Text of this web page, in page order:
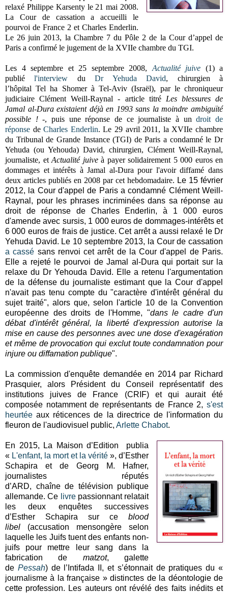
relaxé Philippe Karsenty le 21 mai 2008.
La Cour de cassation a accueilli le
pourvoi de France 2 et Charles Enderlin.
Le 26 juin 2013, la Chambre 7 du Pôle 2 de la Cour d’appel de
Paris a confirmé le jugement de la XVIIe chambre du TGI.
Les 4 septembre et 25 septembre 2008, Actualité juive (1) a
publiél'interview duDr Yehuda David, chirurgien à
l’hôpital Tel ha Shomer à Tel-Aviv (Israël), par le chroniqueur
judiciaire Clément Weill-Raynal - article titré Les blessures de
Jamal al-Dura existaient déjà en 1993 sans la moindre ambiguïté
possible !-, puis une réponse de ce journaliste à undroit de
réponse deCharles Enderlin.Le 29 avril 2011, la XVIIe chambre
du Tribunal de Grande Instance (TGI) de Paris a condamné le Dr
Yehuda (ou Yehouda) David, chirurgien, Clément Weill-Raynal,
journaliste, et Actualité juiveà payer solidairement 5 000 euros en
dommages et intérêts à Jamal al-Dura pour l'avoir diffamé dans
deux articles publiés en 2008 par cet hebdomadaire. Le 15 février
2012, la Cour d'appel de Paris a condamné Clément Weill-
Raynal, pour les phrases incriminées dans sa réponse au
droit de réponse de Charles Enderlin, à 1 000 euros
d'amende avec sursis, 1 000 euros de dommages-intérêts et
6 000 euros de frais de justice. Cet arrêt a aussi relaxé le Dr
Yehuda David. Le 10 septembre 2013, la Cour de cassation
a cassé sans renvoi cet arrêt de la Cour d'appel de Paris.
Elle a rejeté le pourvoi de Jamal al-Dura qui portait sur la
relaxe du Dr Yehouda David. Elle a retenu l'argumentation
de la défense du journaliste estimant que la Cour d'appel
n'avait pas tenu compte du "caractère d'intérêt général du
sujet traité", alors que, selon l'article 10 de la Convention
européenne des droits de l'Homme, "dans le cadre d'un
débat d'intérêt général, la liberté d'expression autorise la
mise en cause des personnes avec une dose d'exagération
et même de provocation qui exclut toute condamnation pour
injure ou diffamation publique".
La commission d'enquête demandée en 2014 par Richard
Prasquier, alors Président du Conseil représentatif des
institutions juives de France (CRIF) et qui aurait été
composée notamment de représentants de France 2, s'est
heurtée aux réticences de la directrice de l'information du
fleuron de l'audiovisuel public, Arlette Chabot.
En 2015, La Maison d’Edition publia
« L'enfant, la mort et la vérité », d’Esther
Schapira et de Georg M. Hafner,
journalistes réputés
d’ARD, chaîne de télévision publique
allemande. Ce livrepassionnant relatait
les deux enquêtes successives
d’Esther Schapira sur ceblood
libel (accusation mensongère selon
laquelle les Juifs tuent des enfants non-
juifs pour mettre leur sang dans la
fabrication de matzot, galette
de Pessah) de l’Intifada II, et s’étonnait de pratiques du «
journalisme à la française » distinctes de la déontologie de
cette profession. Les auteurs ont révélé des faits inédits et